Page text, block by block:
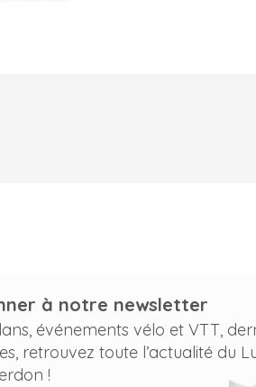
à notre newsletter
événements vélo et VTT,
retrouvez toute l’actualité du
!